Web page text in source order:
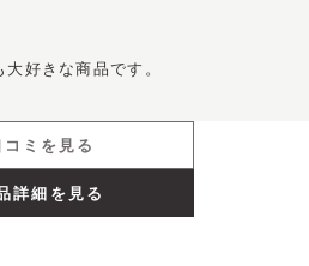
好きな商品です。
コミを見る
詳細を見る